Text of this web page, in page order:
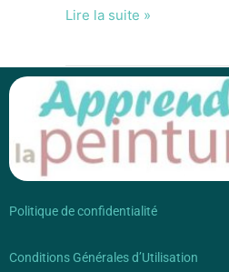
Lire la suite »
Politique de confidentialité
Conditions Générales d’Utilisation